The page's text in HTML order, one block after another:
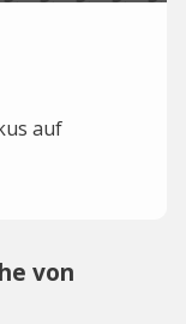
auf
von